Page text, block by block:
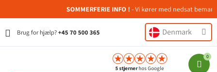
SOMMERFERIE INFO !- Vi kører med nedsat
Brug for hjælp?+45 70 500 365 Denmark
5 stjernerhos Google